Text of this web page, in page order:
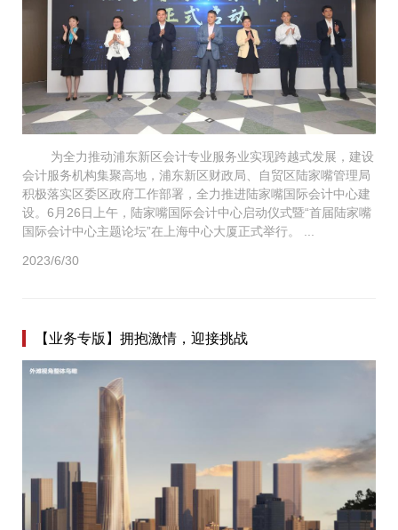
为全力推动浦东新区会计专业服务业实现跨越式发展，建设
会计服务机构集聚高地，浦东新区财政局、自贸区陆家嘴管理局
积极落实区委区政府工作部署，全力推进陆家嘴国际会计中心建
设。6月26日上午，陆家嘴国际会计中心启动仪式暨“首届陆家嘴
国际会计中心主题论坛”在上海中心大厦正式举行。 ...
2023/6/30
【业务专版】拥抱激情，迎接挑战